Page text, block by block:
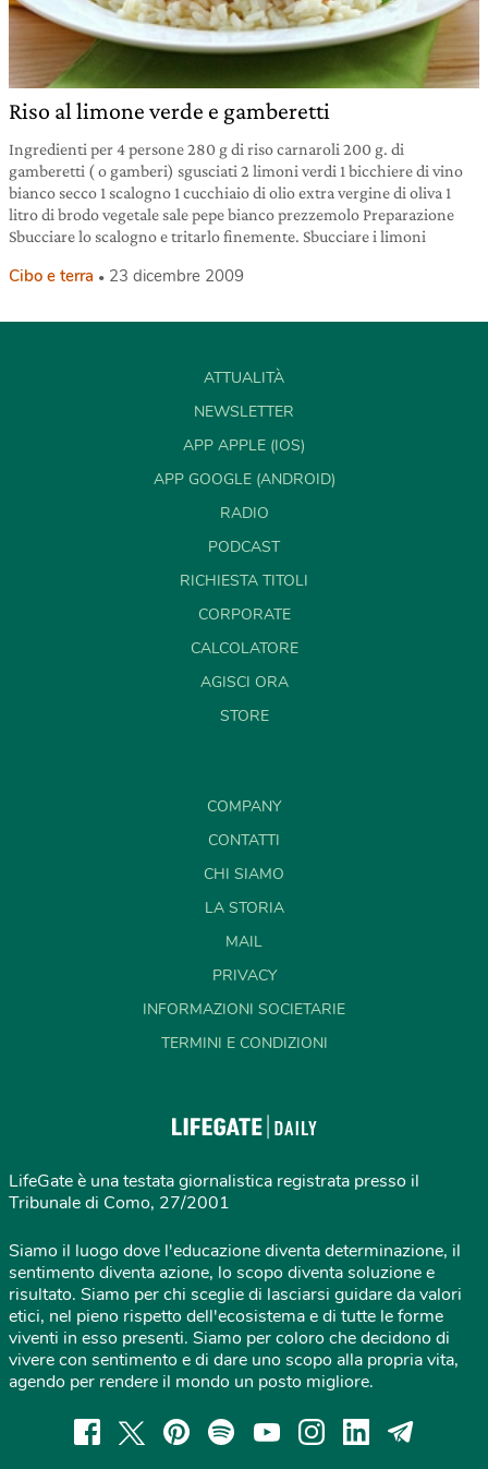
Riso al limone verde e gamberetti
Ingredienti per 4 persone 280 g di riso carnaroli 200 g. di
gamberetti ( o gamberi) sgusciati 2 limoni verdi 1 bicchiere di vino
bianco secco 1 scalogno 1 cucchiaio di olio extra vergine di oliva 1
litro di brodo vegetale sale pepe bianco prezzemolo Preparazione
Sbucciare lo scalogno e tritarlo finemente. Sbucciare i limoni
Cibo e terra 23 dicembre 2009
ATTUALITÀ
NEWSLETTER
APP APPLE (IOS)
APP GOOGLE (ANDROID)
RADIO
PODCAST
RICHIESTA TITOLI
CORPORATE
CALCOLATORE
AGISCI ORA
STORE
COMPANY
CONTATTI
CHI SIAMO
LA STORIA
MAIL
PRIVACY
INFORMAZIONI SOCIETARIE
TERMINI E CONDIZIONI
LifeGate è una testata giornalistica registrata presso il
Tribunale di Como, 27/2001
Siamo il luogo dove l'educazione diventa determinazione, il
sentimento diventa azione, lo scopo diventa soluzione e
risultato. Siamo per chi sceglie di lasciarsi guidare da valori
etici, nel pieno rispetto dell'ecosistema e di tutte le forme
viventi in esso presenti. Siamo per coloro che decidono di
vivere con sentimento e di dare uno scopo alla propria vita,
agendo per rendere il mondo un posto migliore.